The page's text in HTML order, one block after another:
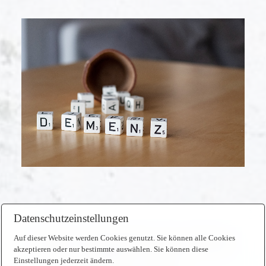
Konstanz Kreuzlingen Kontakt
Impressum
Datenschutz
Datenschutzeinstellungen
Auf dieser Website werden Cookies genutzt. Sie können alle Cookies
akzeptieren oder nur bestimmte auswählen. Sie können diese
Einstellungen jederzeit ändern.